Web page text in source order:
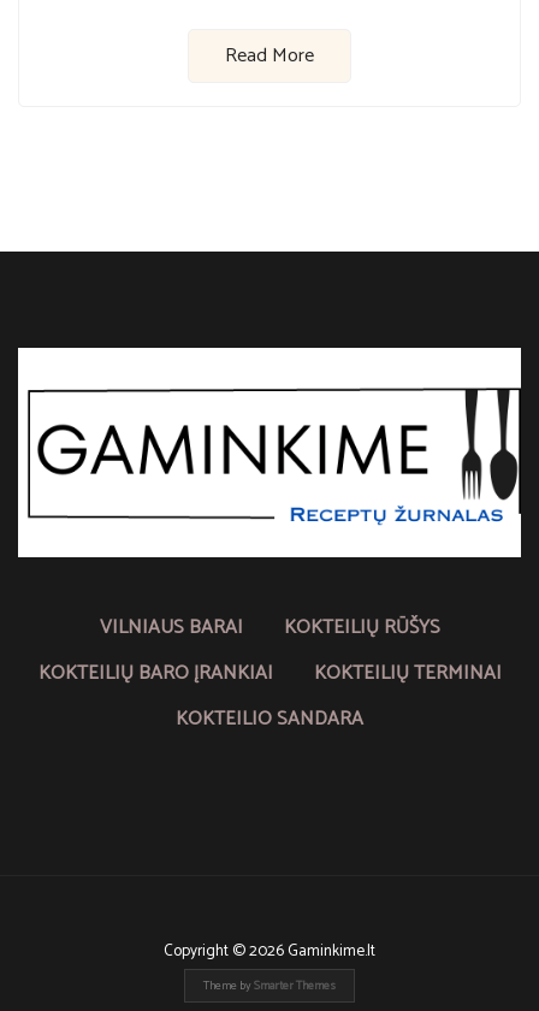
Read More
VILNIAUS BARAI
KOKTEILIŲ RŪŠYS
KOKTEILIŲ BARO ĮRANKIAI
KOKTEILIŲ TERMINAI
KOKTEILIO SANDARA
Copyright © 2026 Gaminkime.lt
Theme bySmarter Themes